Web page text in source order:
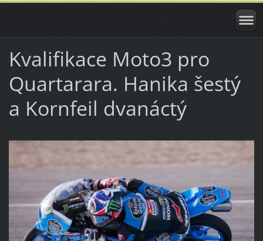
Kvalifikace Moto3 pro
Quartarara. Hanika šestý
a Kornfeil dvanáctý